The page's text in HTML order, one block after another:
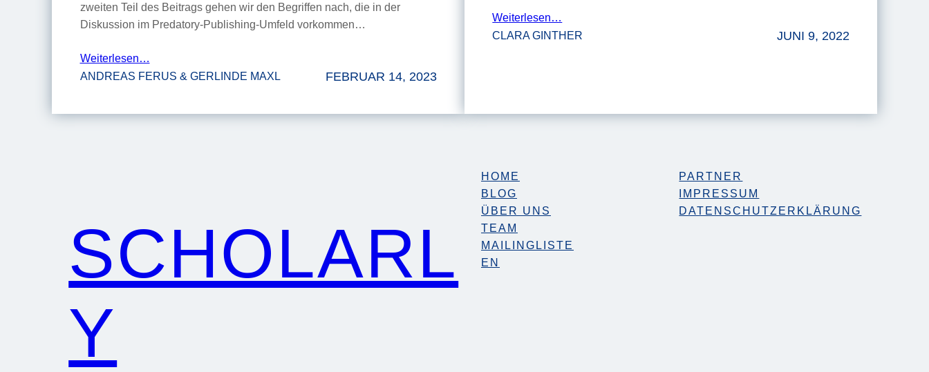
zweiten Teil des Beitrags gehen wir den Begriffen nach, die in der
Diskussion im Predatory-Publishing-Umfeld vorkommen…
Weiterlesen…
ANDREAS FERUS & GERLINDE MAXL
FEBRUAR 14, 2023
Weiterlesen…
CLARA GINTHER
JUNI 9, 2022
SCHOLARL
Y
HOME
BLOG
ÜBER UNS
TEAM
MAILINGLISTE
EN
PARTNER
IMPRESSUM
DATENSCHUTZERKLÄRUNG